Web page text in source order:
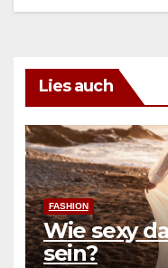
Lies auch
FASHION
Wie sexy
sein?